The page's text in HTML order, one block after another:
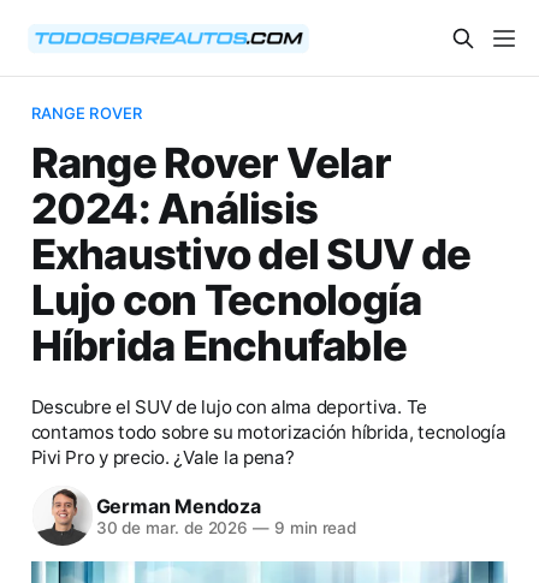
RANGE ROVER
Range Rover Velar
2024: Análisis
Exhaustivo del SUV de
Lujo con Tecnología
Híbrida Enchufable
Descubre el SUV de lujo con alma deportiva. Te
contamos todo sobre su motorización híbrida, tecnología
Pivi Pro y precio. ¿Vale la pena?
German Mendoza
30 de mar. de 2026 — 9 min read